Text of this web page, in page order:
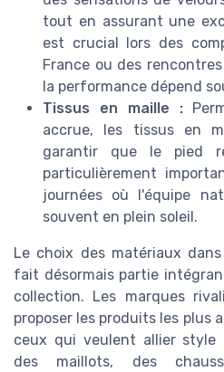
tout en assurant une
est crucial lors des
France ou des
la performance dépend
Tissus en maille :
accrue, les tissus en
garantir que le pied
particulièrement
journées où l'équipe
souvent en plein soleil.
Le choix des matériaux
fait désormais partie
collection. Les marques
proposer les produits les plus
ceux qui veulent allier style
des maillots, des